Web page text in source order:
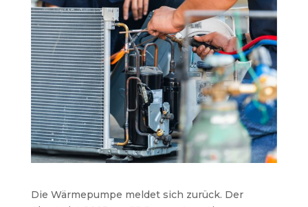
Die Wärmepumpe meldet sich zurück. Der